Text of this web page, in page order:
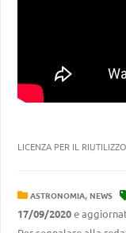
LICENZA PER IL
ASTRONOMIA, NEWS
17/09/2020e